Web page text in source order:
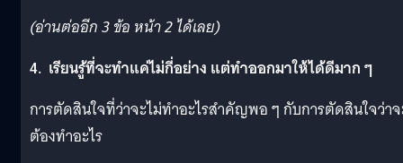
(อ่านต่ออีก 3 ข้อ หน้า 2 ได้เลย)
4. เรียนรู้ที่จะทำแค่ไม่กี่อย่าง แต่ทำออกมาให้ได้ดีมาก ๆ
การตัดสินใจที่ว่าจะไม่ทำอะไรสำคัญพอ ๆ กับการตัดสินใจว่า
ต้องทำอะไร